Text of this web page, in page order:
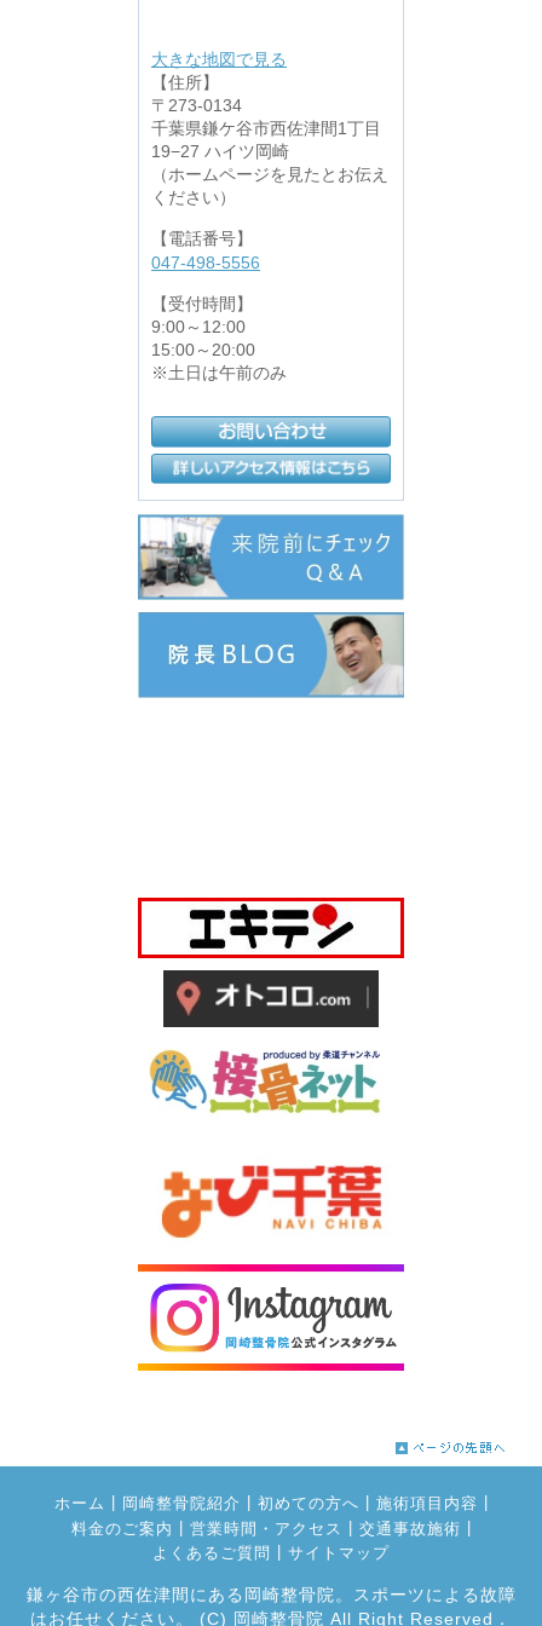
大きな地図で見る
【住所】
〒273-0134
千葉県鎌ケ谷市西佐津間1丁目
19−27 ハイツ岡崎
（ホームページを見たとお伝え
ください）
【電話番号】
047-498-5556
【受付時間】
9:00～12:00
15:00～20:00
※土日は午前のみ
ホーム 岡崎整骨院紹介 初めての方へ 施術項目内容
料金のご案内
営業時間・アクセス 交通事故施術
よくあるご質問
サイトマップ
鎌ヶ谷市の西佐津間にある岡崎整骨院。スポーツによる故障
はお任せください。 (C) 岡崎整骨院 All Right Reserved．